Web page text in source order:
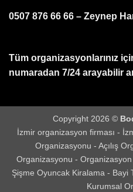
0507 876 66 66 – Zeynep
Tüm organizasyonlarınız
numaradan 7/24 arayabilir
Copyright 2026 ©
İzmir organizasyon firması -
Organizasyonu - Açılış
Organizasyonu - Organizasyon
Şişme Oyuncak Kiralama - Bayi
Kurumsal